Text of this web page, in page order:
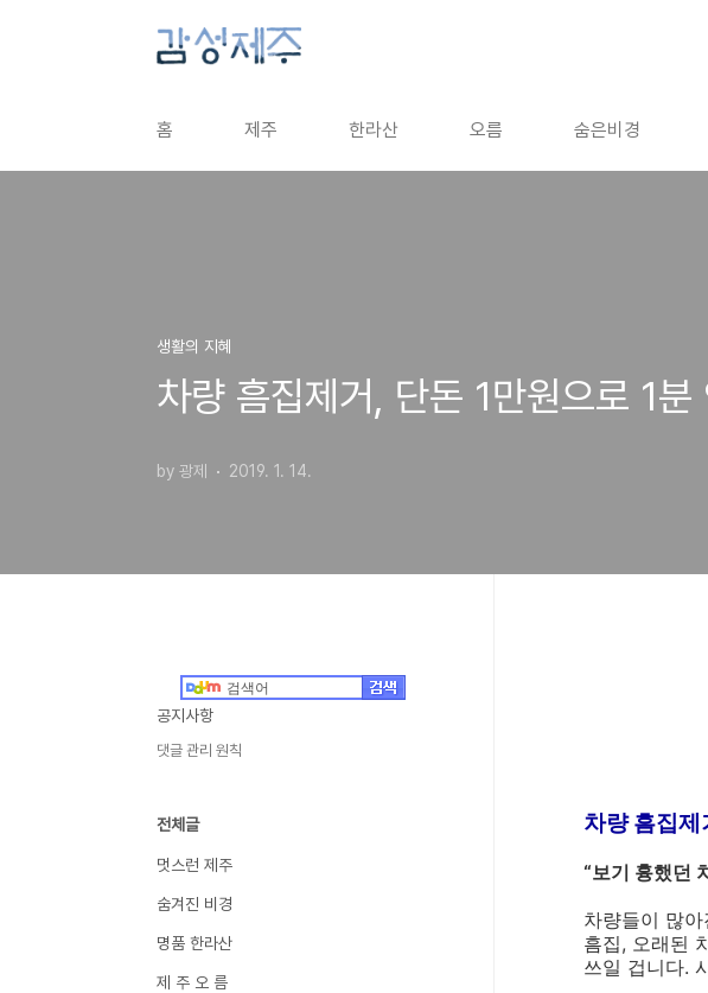
홈 제주 한라산 오름 숨은비경
생활의 지혜
차량 흠집제거, 단돈 1만원으로 1분
by 광제 2019. 1. 14.
차량 흠집제
“보기 흉했던
차량들이 많
흠집, 오래된
쓰일 겁니다.
공지사항
댓글 관리 원칙
전체글
멋스런 제주
숨겨진 비경
명품 한라산
제 주 오 름